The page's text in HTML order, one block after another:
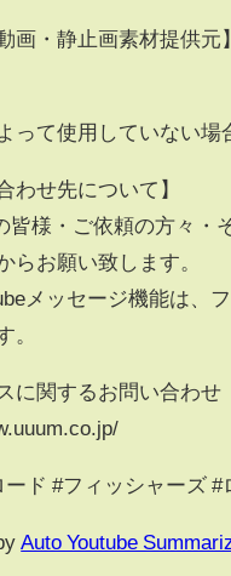
画・静止画素材提供元】
って使用していない場
わせ先について】
皆様・ご依頼の方々・
らお願い致します。
メッセージ機能は、
。
に関するお問い合わせ
ード #フィッシャーズ #
Auto Youtube